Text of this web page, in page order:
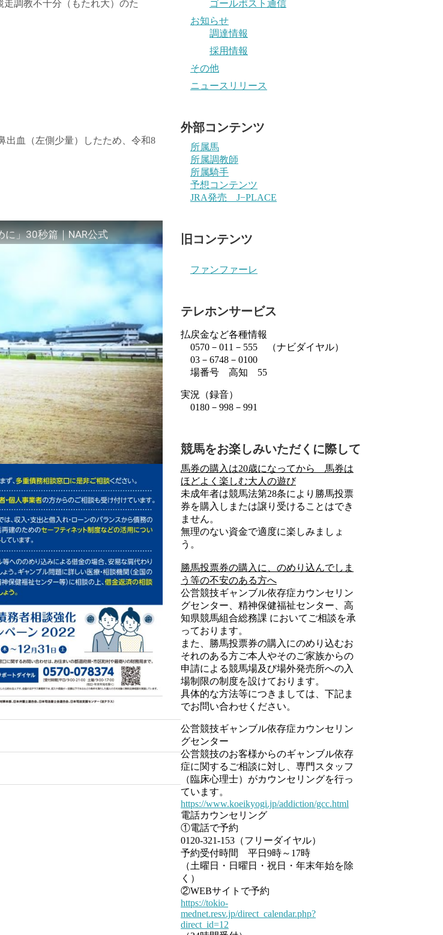
調教不十分（もたれ大）のた
血（左側少量）したため、令和8
」30秒篇｜NAR公式
ゴールポスト通信
お知らせ
調達情報
採用情報
その他
ニュースリリース
外部コンテンツ
所属馬
所属調教師
所属騎手
予想コンテンツ
JRA発売 J−PLACE
旧コンテンツ
ファンファーレ
テレホンサービス
払戻金など各種情報
0570－011－555 （ナビダイヤル）
03－6748－0100
場番号 高知 55
実況（録音）
0180－998－991
競馬をお楽しみいただくに際して
馬券の購入は20歳になってから 馬券は
ほどよく楽しむ大人の遊び
未成年者は競馬法第28条により勝馬投票
券を購入しまたは譲り受けることはでき
ません。
無理のない資金で適度に楽しみましょ
う。
勝馬投票券の購入に、のめり込んでしま
う等の不安のある方へ
公営競技ギャンブル依存症カウンセリン
グセンター、精神保健福祉センター、高
知県競馬組合総務課 においてご相談を承
っております。
また、勝馬投票券の購入にのめり込むお
それのある方ご本人やそのご家族からの
申請による競馬場及び場外発売所への入
場制限の制度を設けております。
具体的な方法等につきましては、下記ま
でお問い合わせください。
公営競技ギャンブル依存症カウンセリン
グセンター
公営競技のお客様からのギャンブル依存
症に関するご相談に対し、専門スタッフ
（臨床心理士）がカウンセリングを行っ
ています。
https://www.koeikyogi.jp/addiction/gcc.html
電話カウンセリング
①電話で予約
0120-321-153（フリーダイヤル）
予約受付時間 平日9時～17時
（土曜日・日曜日・祝日・年末年始を除
く）
②WEBサイトで予約
https://tokio-
mednet.resv.jp/direct_calendar.php?
direct_id=12